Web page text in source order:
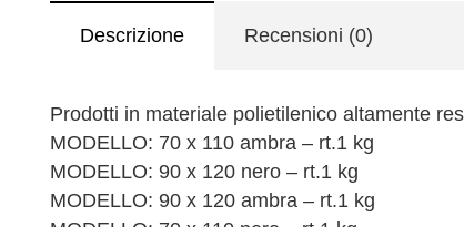
Descrizione Recensioni (0)
Prodotti in materiale polietilenico altamente
MODELLO: 70 x 110 ambra – rt.1 kg
MODELLO: 90 x 120 nero – rt.1 kg
MODELLO: 90 x 120 ambra – rt.1 kg